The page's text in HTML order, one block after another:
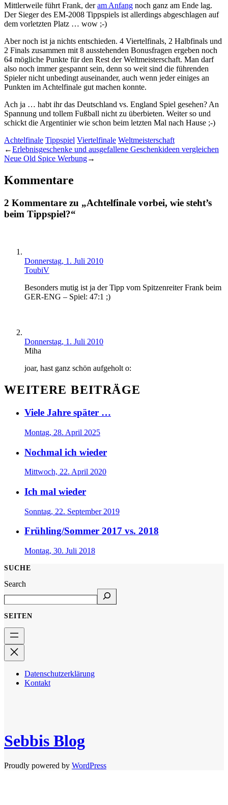
Mittlerweile führt Frank, deram Anfang noch ganz am Ende lag.
Der Sieger des EM-2008 Tippspiels ist allerdings abgeschlagen auf
dem vorletzten Platz … wow ;-)
Aber noch ist ja nichts entschieden. 4 Viertelfinals, 2 Halbfinals und
2 Finals zusammen mit 8 ausstehenden Bonusfragen ergeben noch
64 mögliche Punkte für den Rest der Weltmeisterschaft. Man darf
also noch immer gespannt sein, denn so weit sind die führenden
Spieler nicht unbedingt auseinander, auch wenn jeder einiges an
Punkten im Achtelfinale gut machen konnte.
Ach ja … habt ihr das Deutschland vs. England Spiel gesehen? An
Spannung und tollem Fußball nicht zu überbieten. Weiter so und
schickt die Argentinier wie schon beim letzten Mal nach Hause ;-)
Achtelfinale Tippspiel Viertelfinale Weltmeisterschaft
←Erlebnisgeschenke und ausgefallene Geschenkideen vergleichen
Neue Old Spice Werbung→
Kommentare
2 Kommentare zu „Achtelfinale vorbei, wie steht’s
beim Tippspiel?“
Donnerstag, 1. Juli 2010
ToubiV
Besonders mutig ist ja der Tipp vom Spitzenreiter Frank beim
GER-ENG – Spiel: 47:1 ;)
Donnerstag, 1. Juli 2010
Miha
joar, hast ganz schön aufgeholt o:
WEITERE BEITRÄGE
Viele Jahre später …
Montag, 28. April 2025
Nochmal ich wieder
Mittwoch, 22. April 2020
Ich mal wieder
Sonntag, 22. September 2019
Frühling/Sommer 2017 vs. 2018
Montag, 30. Juli 2018
SUCHE
Search
SEITEN
Datenschutzerklärung
Kontakt
Sebbis Blog
Proudly powered by WordPress